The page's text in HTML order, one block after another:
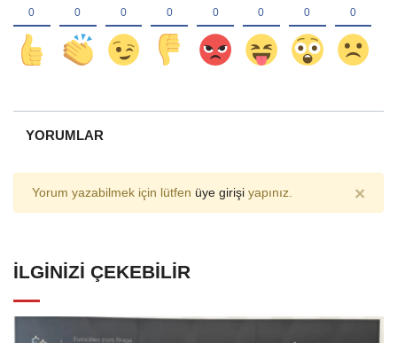
YORUMLAR
Yorum yazabilmek için lütfen üye girişi yapınız. ×
İLGINIZI ÇEKEBILIR